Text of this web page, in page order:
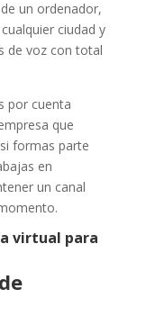
un ordenador,
ciudad y
de voz con total
por cuenta
que
formas parte
en
un canal
virtual para